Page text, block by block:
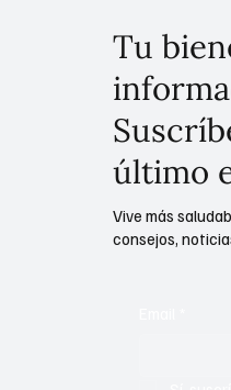
Tu
último
Vive más
consejos,